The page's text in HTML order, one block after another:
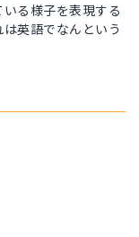
る様子を表現する
英語でなんという